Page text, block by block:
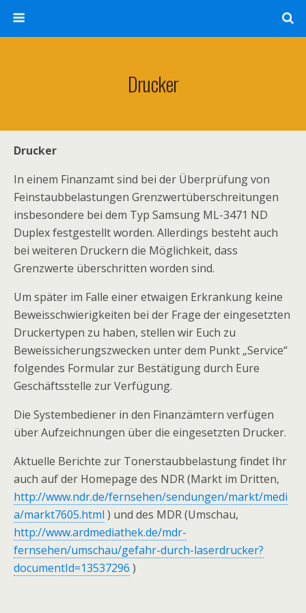
Drucker
Drucker
In einem Finanzamt sind bei der Überprüfung von
Feinstaubbelastungen Grenzwertüberschreitungen
insbesondere bei dem Typ Samsung ML-3471 ND
Duplex festgestellt worden. Allerdings besteht auch
bei weiteren Druckern die Möglichkeit, dass
Grenzwerte überschritten worden sind.
Um später im Falle einer etwaigen Erkrankung keine
Beweisschwierigkeiten bei der Frage der eingesetzten
Druckertypen zu haben, stellen wir Euch zu
Beweissicherungszwecken unter dem Punkt „Service“
folgendes Formular zur Bestätigung durch Eure
Geschäftsstelle zur Verfügung.
Die Systembediener in den Finanzämtern verfügen
über Aufzeichnungen über die eingesetzten Drucker.
Aktuelle Berichte zur Tonerstaubbelastung findet Ihr
auch auf der Homepage des NDR (Markt im Dritten,
http://www.ndr.de/fernsehen/sendungen/markt/medi
a/markt7605.html ) und des MDR (Umschau,
http://www.ardmediathek.de/mdr-
fernsehen/umschau/gefahr-durch-laserdrucker?
documentId=13537296 )